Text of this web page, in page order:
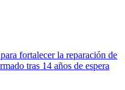
fortalecer la reparación de
tras 14 años de espera